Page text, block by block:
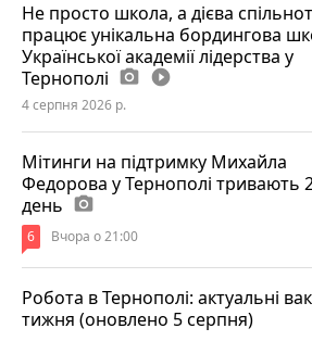
Не просто школа, а дієва
працює унікальна бордингова
Української академії лідерства у
Тернополі photo_camera play_circle_filled
4 серпня 2026 р.
Мітинги на підтримку Михайла
Федорова у Тернополі тривають
день photo_camera
6 Вчора о 21:00
Робота в Тернополі: актуальні
тижня (оновлено 5 серпня)